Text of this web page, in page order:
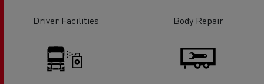
Driver Facilities Body Repair